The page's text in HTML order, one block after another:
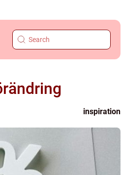
inspiration